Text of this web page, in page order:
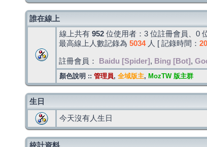
誰在線上
線上共有 952 位使用者：3 位註冊會員、0
最高線上人數記錄為 5034人 [ 記錄時間：
註冊會員： Baidu [Spider] , Bing [Bot] ,
顏色說明 :: 管理員, 全域版主, MozTW 版主群
生日
今天沒有人生日